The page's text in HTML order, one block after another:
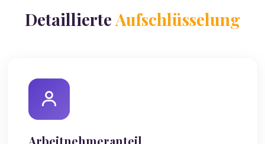
DetaillierteAufschlüsselung